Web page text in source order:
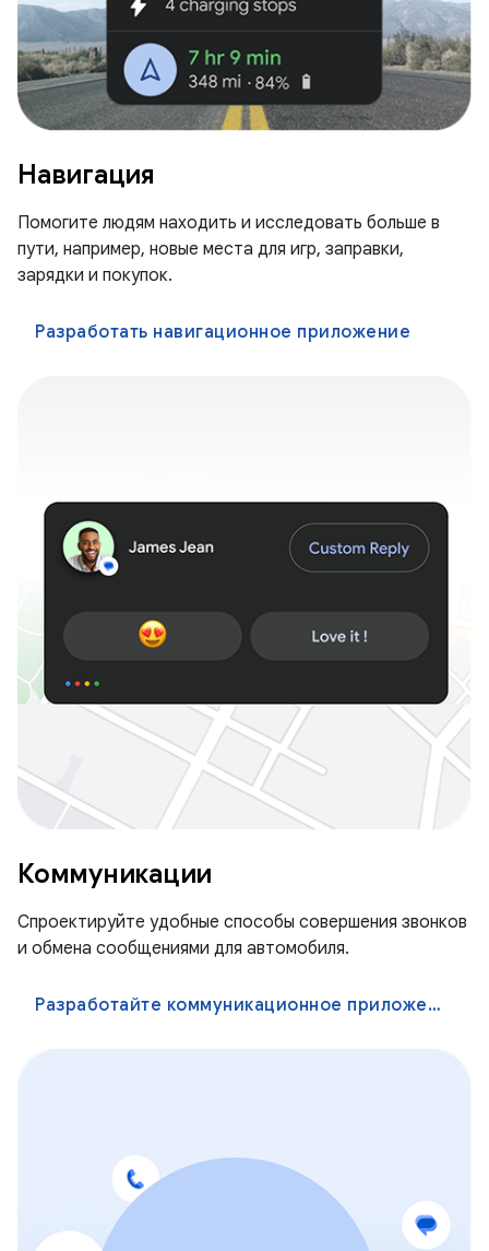
Навигация
Помогите людям находить и исследовать больше в
пути, например, новые места для игр, заправки,
зарядки и покупок.
Разработать навигационное приложение
Коммуникации
Спроектируйте удобные способы совершения звонков
и обмена сообщениями для автомобиля.
Разработайте коммуникационное приложение